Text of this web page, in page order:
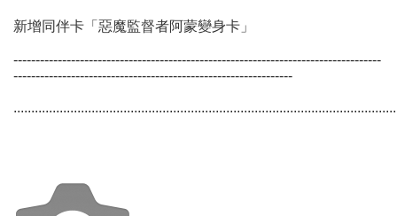
新增同伴卡「惡魔監督者阿蒙變身卡」
-----------------------------------------------------------------------------------
---------------------------------------------------------------